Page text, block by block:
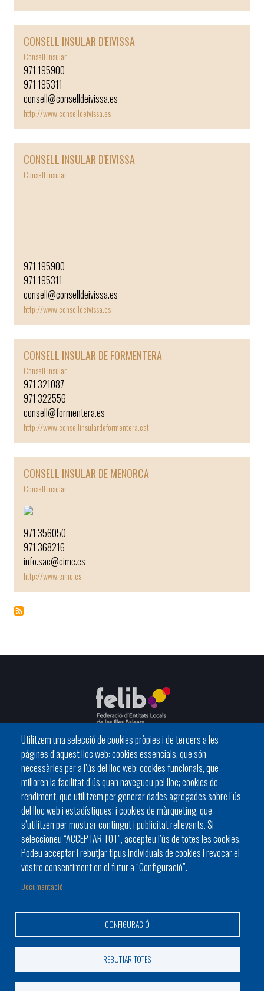
CONSELL INSULAR D'EIVISSA
Consell insular
971 195900
971 195311
consell@conselldeivissa.es
http://www.conselldeivissa.es
CONSELL INSULAR D'EIVISSA
Consell insular
971 195900
971 195311
consell@conselldeivissa.es
http://www.conselldeivissa.es
CONSELL INSULAR DE FORMENTERA
Consell insular
971 321087
971 322556
consell@formentera.es
http://www.consellinsulardeformentera.cat
CONSELL INSULAR DE MENORCA
Consell insular
971 356050
971 368216
info.sac@cime.es
http://www.cime.es
Utilitzem una selecció de cookies pròpies i de tercers a les
pàgines d’aquest lloc web: cookies essencials, que són
necessàries per a l’ús del lloc web; cookies funcionals, que
milloren la facilitat d’ús quan navegueu pel lloc; cookies de
rendiment, que utilitzem per generar dades agregades sobre l’ús
del lloc web i estadístiques; i cookies de màrqueting, que
s’utilitzen per mostrar contingut i publicitat rellevants. Si
seleccioneu “ACCEPTAR TOT”, accepteu l’ús de totes les cookies.
Podeu acceptar i rebutjar tipus individuals de cookies i revocar el
vostre consentiment en el futur a “Configuració”.
Documentació
CONFIGURACIÓ
REBUTJAR TOTES
Footer
1
-
Home
2
HISTÒRIA ORGANITZACIÓ
ESTATUTS
C/ del General Riera, 111 07010 Palma
Phone
971 760911 - Fax 971 763102
© Pàgina web de la Federació d'Entitats Locals de les Illes
Balears (FELIB)
Avis Legal Contacti amb la FELIB Mapa web